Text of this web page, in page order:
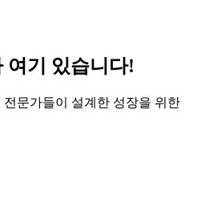
여기 있습니다!
전문가들이 설계한 성장을 위한